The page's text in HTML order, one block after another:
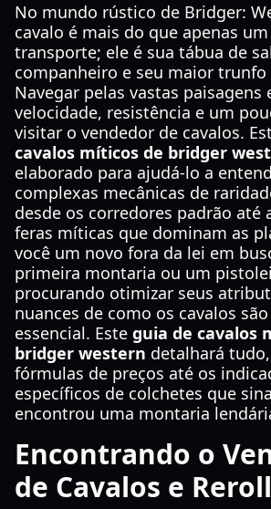
No mundo rústico de Bridger:
cavalo é mais do que apenas
transporte; ele é sua tábua de
companheiro e seu maior
Navegar pelas vastas paisagens
velocidade, resistência e um
visitar o vendedor de cavalos.
cavalos míticos de bridger
elaborado para ajudá-lo a
complexas mecânicas de
desde os corredores padrão até
feras míticas que dominam as
você um novo fora da lei em
primeira montaria ou um
procurando otimizar seus
nuances de como os cavalos
essencial. Este guia de cavalos
bridger western detalhará
fórmulas de preços até os
específicos de colchetes que
encontrou uma montaria
Encontrando o
de Cavalos e